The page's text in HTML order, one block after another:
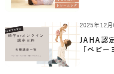
2025年12月
JAHA認
「ベビ